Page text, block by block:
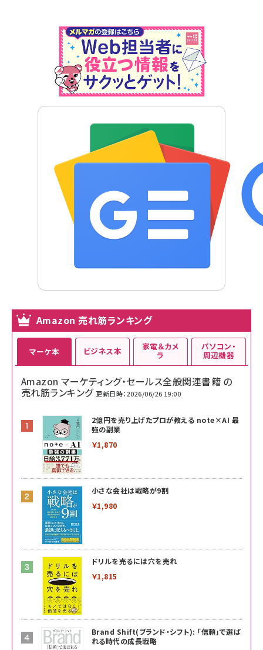
Amazon 売れ筋ランキング
マーケ本
Amazon マーケティング・セールス全般関連書籍 の
売れ筋ランキング 更新日時：2026/06/26 19:00
2億円を売り上げたプロが教える note×AI 最
強の副業
￥1,870
小さな会社は戦略が9割
￥1,980
ドリルを売るには穴を売れ
￥1,815
Brand Shift(ブランド・シフト): 「信頼」で選ば
れる時代の成長戦略
ビジネス本 家電＆カメ
ラ
パソコン・
周辺機器